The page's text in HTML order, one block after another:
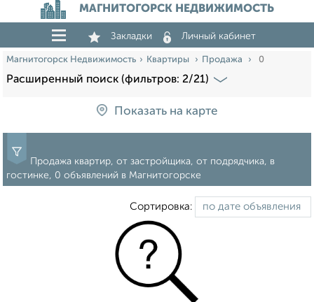
МАГНИТОГОРСК НЕДВИЖИМОСТЬ
Закладки Личный кабинет
Магнитогорск Недвижимость Квартиры Продажа 0
Расширенный поиск (фильтров: 2/21)
Показать на карте
Продажа квартир, от застройщика, от подрядчика, в
гостинке, 0 объявлений в Магнитогорске
Сортировка: